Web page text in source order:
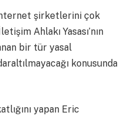
şirketlerini çok
Ahlakı Yasası’nın
bir tür yasal
konusunda
yapan Eric